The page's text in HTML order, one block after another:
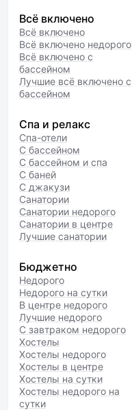
Всё включено
Всё включено
Всё включено недорого
Всё включено с
бассейном
Лучшие всё включено с
бассейном
Спа и релакс
Спа-отели
С бассейном
С бассейном и спа
С баней
С джакузи
Санатории
Санатории недорого
Санатории в центре
Лучшие санатории
Бюджетно
Недорого
Недорого на сутки
В центре недорого
Лучшие недорого
С завтраком недорого
Хостелы
Хостелы недорого
Хостелы в центре
Хостелы на сутки
Хостелы недорого на
сутки